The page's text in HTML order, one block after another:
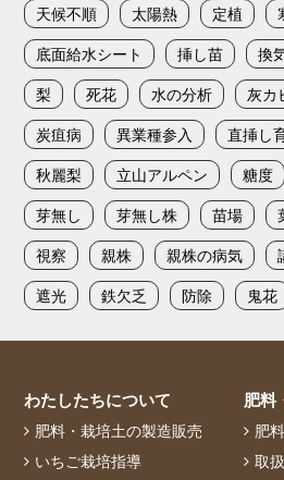
天候不順
太陽熱 定植
底面給水シート
挿し苗 換
梨
死花 水の分析 灰カ
炭疽病
異業種参入 直挿し
秋麗梨
立山アルペン 糖度
芽無し
芽無し株 苗場
視察
親株 親株の病気
遮光
鉄欠乏 防除 鬼花
わたしたちについて
肥料・栽培土の製造販売
いちご栽培指導
肥料
肥
取